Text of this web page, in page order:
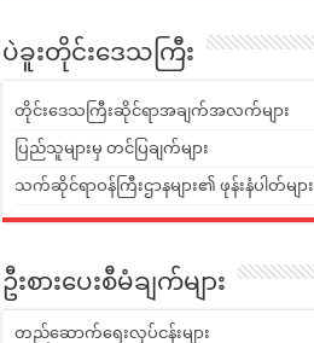
ပဲခူးတိုင်းဒေသကြီး
တိုင်းဒေသကြီးဆိုင်ရာအချက်အလက်များ
ပြည်သူများမှ တင်ပြချက်များ
သက်ဆိုင်ရာဝန်ကြီးဌာနများ၏ ဖုန်းနံပါတ်များ
ဦးစားပေးစီမံချက်များ
တည်ဆောက်ရေးလုပ်ငန်းများ